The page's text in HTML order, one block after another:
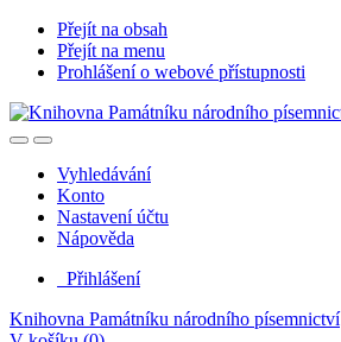
Přejít na obsah
Přejít na menu
Prohlášení o webové přístupnosti
Vyhledávání
Konto
Nastavení účtu
Nápověda
Přihlášení
Knihovna Památníku národního písemnictví